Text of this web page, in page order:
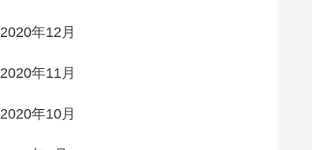
2020年12月
2020年11月
2020年10月